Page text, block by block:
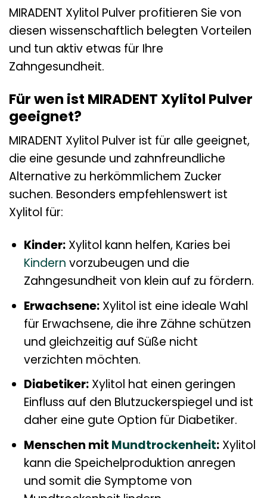
MIRADENT Xylitol Pulver profitieren Sie von
diesen wissenschaftlich belegten Vorteilen
und tun aktiv etwas für Ihre
Zahngesundheit.
Für wen ist MIRADENT Xylitol Pulver
geeignet?
MIRADENT Xylitol Pulver ist für alle geeignet,
die eine gesunde und zahnfreundliche
Alternative zu herkömmlichem Zucker
suchen. Besonders empfehlenswert ist
Xylitol für:
Kinder:Xylitol kann helfen, Karies bei
Kindern vorzubeugen und die
Zahngesundheit von klein auf zu fördern.
Erwachsene:Xylitol ist eine ideale Wahl
für Erwachsene, die ihre Zähne schützen
und gleichzeitig auf Süße nicht
verzichten möchten.
Diabetiker:Xylitol hat einen geringen
Einfluss auf den Blutzuckerspiegel und ist
daher eine gute Option für Diabetiker.
Menschen mit Mundtrockenheit:Xylitol
kann die Speichelproduktion anregen
und somit die Symptome von